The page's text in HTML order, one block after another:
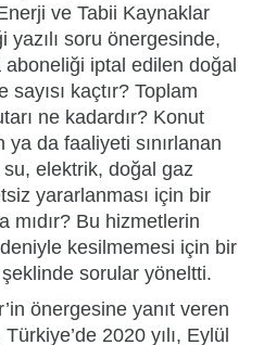
ve Tabii Kaynaklar
yazılı soru önergesinde,
aboneliği iptal edilen doğal
kaçtır? Toplam
ne kadardır? Konut
da faaliyeti sınırlanan
elektrik, doğal gaz
yararlanması için bir
mıdır? Bu hizmetlerin
kesilmemesi için bir
şeklinde sorular yöneltti.
önergesine yanıt veren
2020 yılı, Eylül